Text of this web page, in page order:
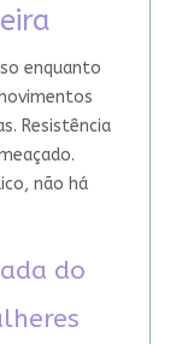
enquanto
Resistência
não há
do